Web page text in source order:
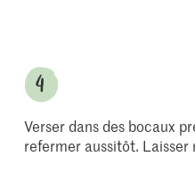
Verser dans des bocaux
refermer aussitôt. Laisser